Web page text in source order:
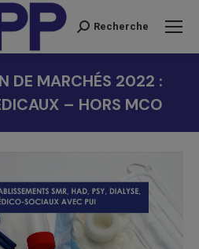
Recherche
Recherche
DE MARCHÉS 2022 :
– HORS MCO